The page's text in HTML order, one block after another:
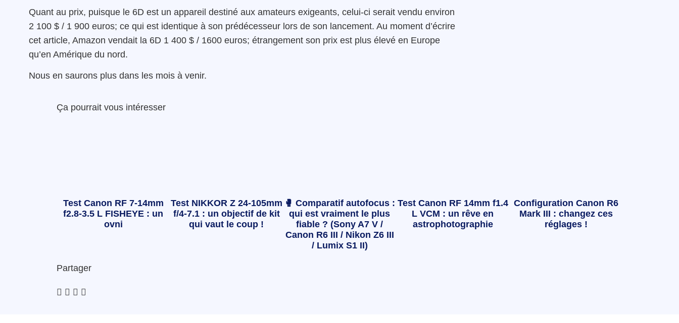
Quant au prix, puisque le 6D est un appareil destiné aux amateurs exigeants, celui-ci serait vendu environ
2 100 $ / 1 900 euros; ce qui est identique à son prédécesseur lors de son lancement. Au moment d’écrire
cet article, Amazon vendait la 6D 1 400 $ / 1600 euros; étrangement son prix est plus élevé en Europe
qu’en Amérique du nord.
Nous en saurons plus dans les mois à venir.
Ça pourrait vous intéresser
Test Canon RF 7-14mm
f2.8-3.5 L FISHEYE : un
ovni
Test NIKKOR Z 24-105mm
f/4-7.1 : un objectif de kit
qui vaut le coup !
🥊 Comparatif autofocus :
qui est vraiment le plus
fiable ? (Sony A7 V /
Canon R6 III / Nikon Z6 III
/ Lumix S1 II)
Test Canon RF 14mm f1.4
L VCM : un rêve en
astrophotographie
Configuration Canon R6
Mark III : changez ces
réglages !
Partager